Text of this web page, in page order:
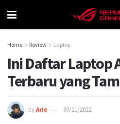
Home Review Laptop
Ini Daftar Laptop
Terbaru yang
byArie 30/11/2022